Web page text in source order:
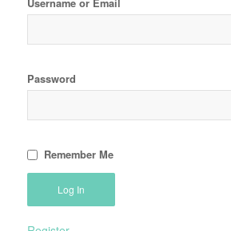
Username or Email
Password
Remember Me